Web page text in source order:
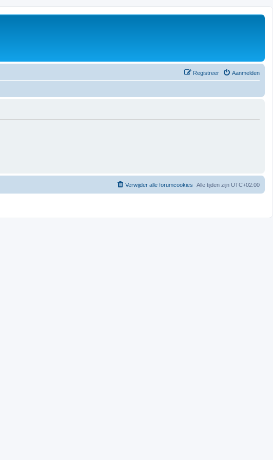
Aanmelden
Registreer
Alle tijden zijn UTC+02:00
Verwijder alle forumcookies